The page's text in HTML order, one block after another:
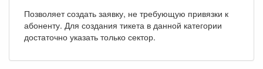
Позволяет создать заявку, не требующую привязки к
абоненту. Для создания тикета в данной категории
достаточно указать только сектор.